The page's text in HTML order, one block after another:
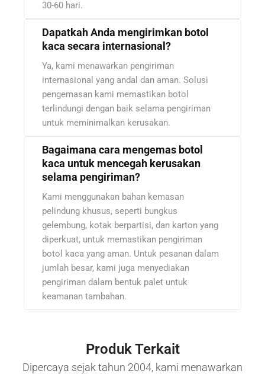
30-60 hari.
Dapatkah Anda mengirimkan botol
kaca secara internasional?
Ya, kami menawarkan pengiriman
internasional yang andal dan aman. Solusi
pengemasan kami memastikan botol
terlindungi dengan baik selama pengiriman
untuk meminimalkan kerusakan.
Bagaimana cara mengemas botol
kaca untuk mencegah kerusakan
selama pengiriman?
Kami menggunakan bahan kemasan
pelindung khusus, seperti bungkus
gelembung, kotak berpartisi, dan karton yang
diperkuat, untuk memastikan pengiriman
botol kaca yang aman. Untuk pesanan dalam
jumlah besar, kami juga menyediakan
pengiriman dalam bentuk palet untuk
keamanan tambahan.
Produk Terkait
Dipercaya sejak tahun 2004, kami menawarkan